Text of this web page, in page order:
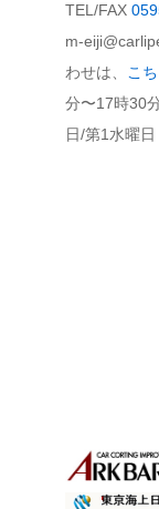
TEL/FAX
m-
わせは、
こ
分〜17時30
日/第1水曜日